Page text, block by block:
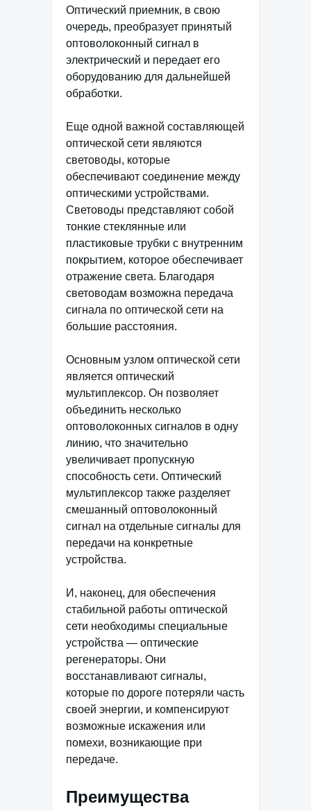
Оптический приемник, в свою
очередь, преобразует принятый
оптоволоконный сигнал в
электрический и передает его
оборудованию для дальнейшей
обработки.
Еще одной важной составляющей
оптической сети являются
световоды, которые
обеспечивают соединение между
оптическими устройствами.
Световоды представляют собой
тонкие стеклянные или
пластиковые трубки с внутренним
покрытием, которое обеспечивает
отражение света. Благодаря
световодам возможна передача
сигнала по оптической сети на
большие расстояния.
Основным узлом оптической сети
является оптический
мультиплексор. Он позволяет
объединить несколько
оптоволоконных сигналов в одну
линию, что значительно
увеличивает пропускную
способность сети. Оптический
мультиплексор также разделяет
смешанный оптоволоконный
сигнал на отдельные сигналы для
передачи на конкретные
устройства.
И, наконец, для обеспечения
стабильной работы оптической
сети необходимы специальные
устройства — оптические
регенераторы. Они
восстанавливают сигналы,
которые по дороге потеряли часть
своей энергии, и компенсируют
возможные искажения или
помехи, возникающие при
передаче.
Преимущества